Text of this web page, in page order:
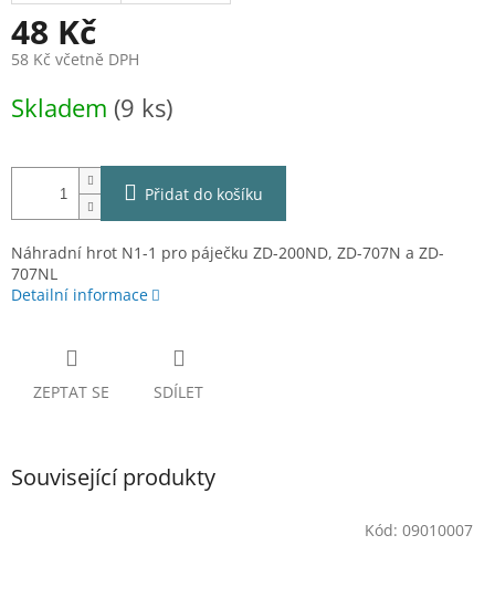
48 Kč
58 Kč včetně DPH
cena:
Skladem (9 ks)
Přidat do košíku
Náhradní hrot N1-1 pro páječku ZD-200ND, ZD-707N a ZD-
707NL
Detailní informace
ZEPTAT SE SDÍLET
Související produkty
Kód: 09010007